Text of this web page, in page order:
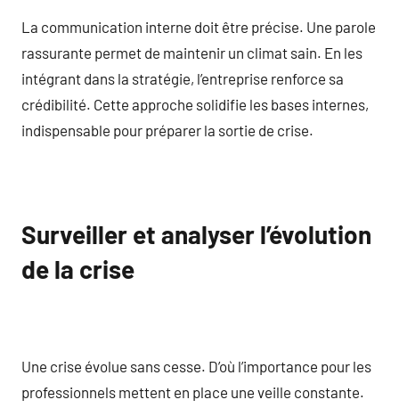
La communication interne doit être précise. Une parole
rassurante permet de maintenir un climat sain. En les
intégrant dans la stratégie, l’entreprise renforce sa
crédibilité. Cette approche solidifie les bases internes,
indispensable pour préparer la sortie de crise.
Surveiller et analyser l’évolution
de la crise
Une crise évolue sans cesse. D’où l’importance pour les
professionnels mettent en place une veille constante.